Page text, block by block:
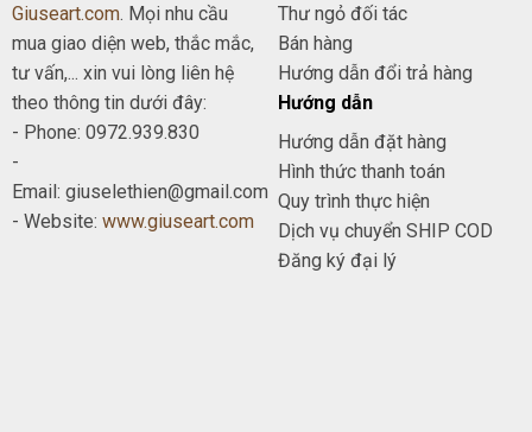
Giuseart.com. Mọi nhu cầu
mua giao diện web, thắc mắc,
tư vấn,... xin vui lòng liên hệ
theo thông tin dưới đây:
- Phone: 0972.939.830
-
Email: giuselethien@gmail.com
- Website: www.giuseart.com
Thư ngỏ đối tác
Bán hàng
Hướng dẫn đổi trả hàng
Hướng dẫn
Hướng dẫn đặt hàng
Hình thức thanh toán
Quy trình thực hiện
Dịch vụ chuyển SHIP COD
Đăng ký đại lý